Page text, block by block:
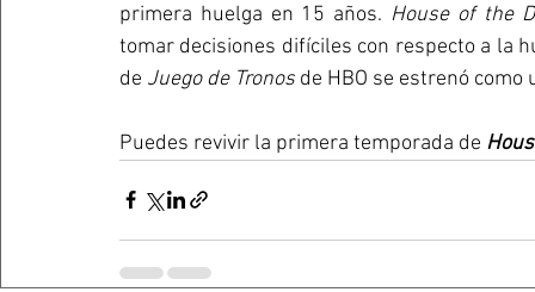
primera huelga en 15 años. House of the
tomar decisiones difíciles con respecto a la
de Juego de Tronos de HBO se estrenó
Puedes revivir la primera temporada de